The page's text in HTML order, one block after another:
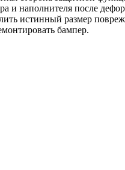
и наполнителя после
истинный размер
бампер.